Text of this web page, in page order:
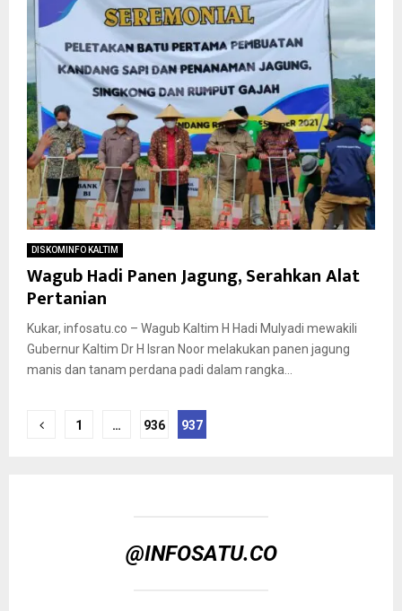
DISKOMINFO KALTIM
Wagub Hadi Panen Jagung, Serahkan Alat
Pertanian
Kukar, infosatu.co – Wagub Kaltim H Hadi Mulyadi mewakili
Gubernur Kaltim Dr H Isran Noor melakukan panen jagung
manis dan tanam perdana padi dalam rangka...
Paginasi
1 … 936 937
@INFOSATU.CO